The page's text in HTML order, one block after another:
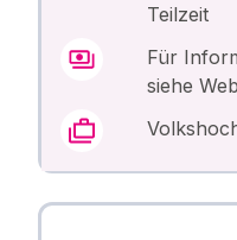
Teilzeit
Für
siehe